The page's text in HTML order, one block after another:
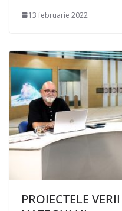
13 februarie 2022
PROIECTELE